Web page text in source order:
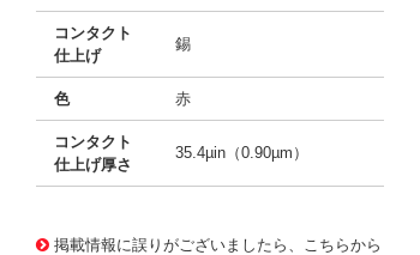
コンタクト
仕上げ
錫
色 赤
コンタクト
仕上げ厚さ
35.4µin（0.90µm）
掲載情報に誤りがございましたら、こちらから